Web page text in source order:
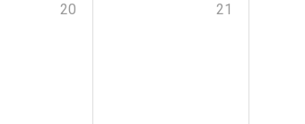
20 21